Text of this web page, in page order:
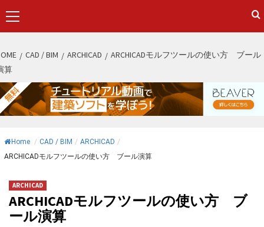
k
p
Menu
CAD / BIM ARCHICAD
ARCHICADモルフツールの使い方 ブール
算
Home / CAD / BIM / ARCHICAD /
ARCHICADモルフツールの使い方 ブール演算
ARCHICAD
ARCHICADモルフツールの使い方 ブ
ール演算